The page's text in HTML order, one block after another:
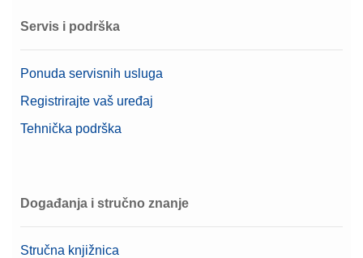
Servis i podrška
Ponuda servisnih usluga
Registrirajte vaš uređaj
Tehnička podrška
Događanja i stručno znanje
Stručna knjižnica